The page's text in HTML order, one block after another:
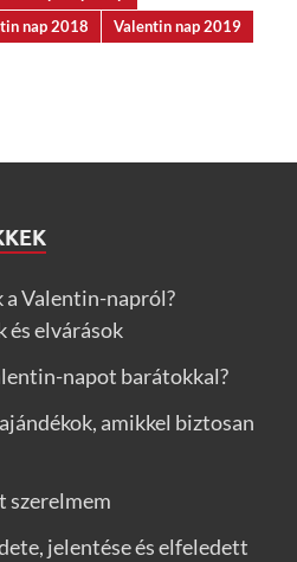
nap 2018 Valentin nap 2019
Valentin-napról?
és elvárások
napot barátokkal?
amikkel biztosan
szerelmem
jelentése és elfeledett